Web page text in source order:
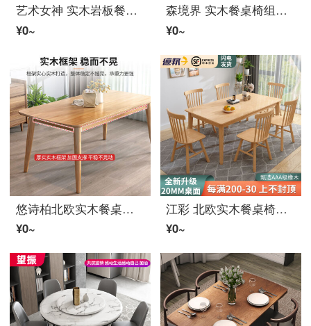
艺术女神 实木岩板餐桌 北欧意式混搭极简风格餐厅餐桌椅套装 胡桃色底架 φ130*75cm(带转盘)
¥0~
森境界 实木餐桌椅组合北欧家用小户型现代シンプル餐台长方形饭桌 1.4*0.8m岩板餐桌 一桌四椅+长凳*1
¥0~
悠诗柏北欧实木餐桌椅组合长方形简易吃饭テーブル小户型现代シンプル家用饭テーブル 100*60单桌【全实木】
¥0~
江彩 北欧实木餐桌椅组合家用小户型日式长方形吃饭テーブル现代シンプル橡胶木餐厅桌 原木色（温莎椅） 【实木】单桌120*70
¥0~